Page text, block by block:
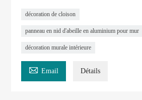
décoration de cloison
panneau en nid d'abeille en aluminium pour mur
décoration murale intérieure
 Email Détails